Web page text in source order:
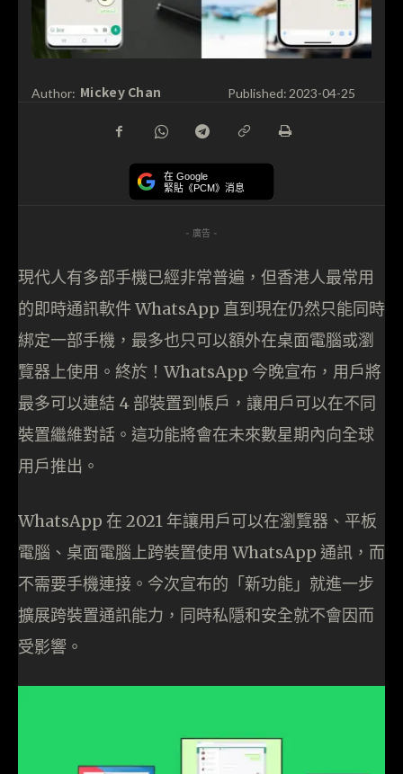
Author: Mickey Chan Published: 2023-04-25
在 Google
緊貼《PCM》消息
- 廣告 -
現代人有多部手機已經非常普遍，但香港人最常用
的即時通訊軟件 WhatsApp 直到現在仍然只能同時
綁定一部手機，最多也只可以額外在桌面電腦或瀏
覽器上使用。終於！WhatsApp 今晚宣布，用戶將
最多可以連結 4 部裝置到帳戶，讓用戶可以在不同
裝置繼維對話。這功能將會在未來數星期內向全球
用戶推出。
WhatsApp 在 2021 年讓用戶可以在瀏覽器、平板
電腦、桌面電腦上跨裝置使用 WhatsApp 通訊，而
不需要手機連接。今次宣布的「新功能」就進一步
擴展跨裝置通訊能力，同時私隱和安全就不會因而
受影響。